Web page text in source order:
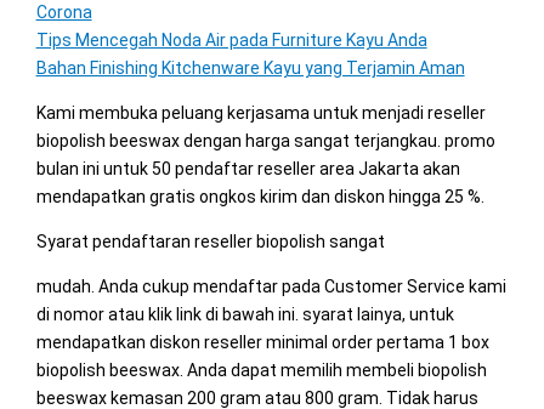
Corona
Tips Mencegah Noda Air pada Furniture Kayu Anda
Bahan Finishing Kitchenware Kayu yang Terjamin Aman
Kami membuka peluang kerjasama untuk menjadi reseller
biopolish beeswax dengan harga sangat terjangkau. promo
bulan ini untuk 50 pendaftar reseller area Jakarta akan
mendapatkan gratis ongkos kirim dan diskon hingga 25 %.
Syarat pendaftaran reseller biopolish sangat
mudah. Anda cukup mendaftar pada Customer Service kami
di nomor atau klik link di bawah ini. syarat lainya, untuk
mendapatkan diskon reseller minimal order pertama 1 box
biopolish beeswax. Anda dapat memilih membeli biopolish
beeswax kemasan 200 gram atau 800 gram. Tidak harus